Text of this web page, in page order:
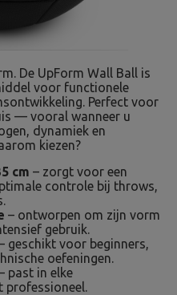
De UpForm Wall Ball is
voor functionele
Perfect voor
— vooral wanneer u
dynamiek en
kiezen?
cm – zorgt voor een
controle bij throws,
– ontworpen om zijn vorm
gebruik.
geschikt voor beginners,
oefeningen.
past in elke
professioneel.